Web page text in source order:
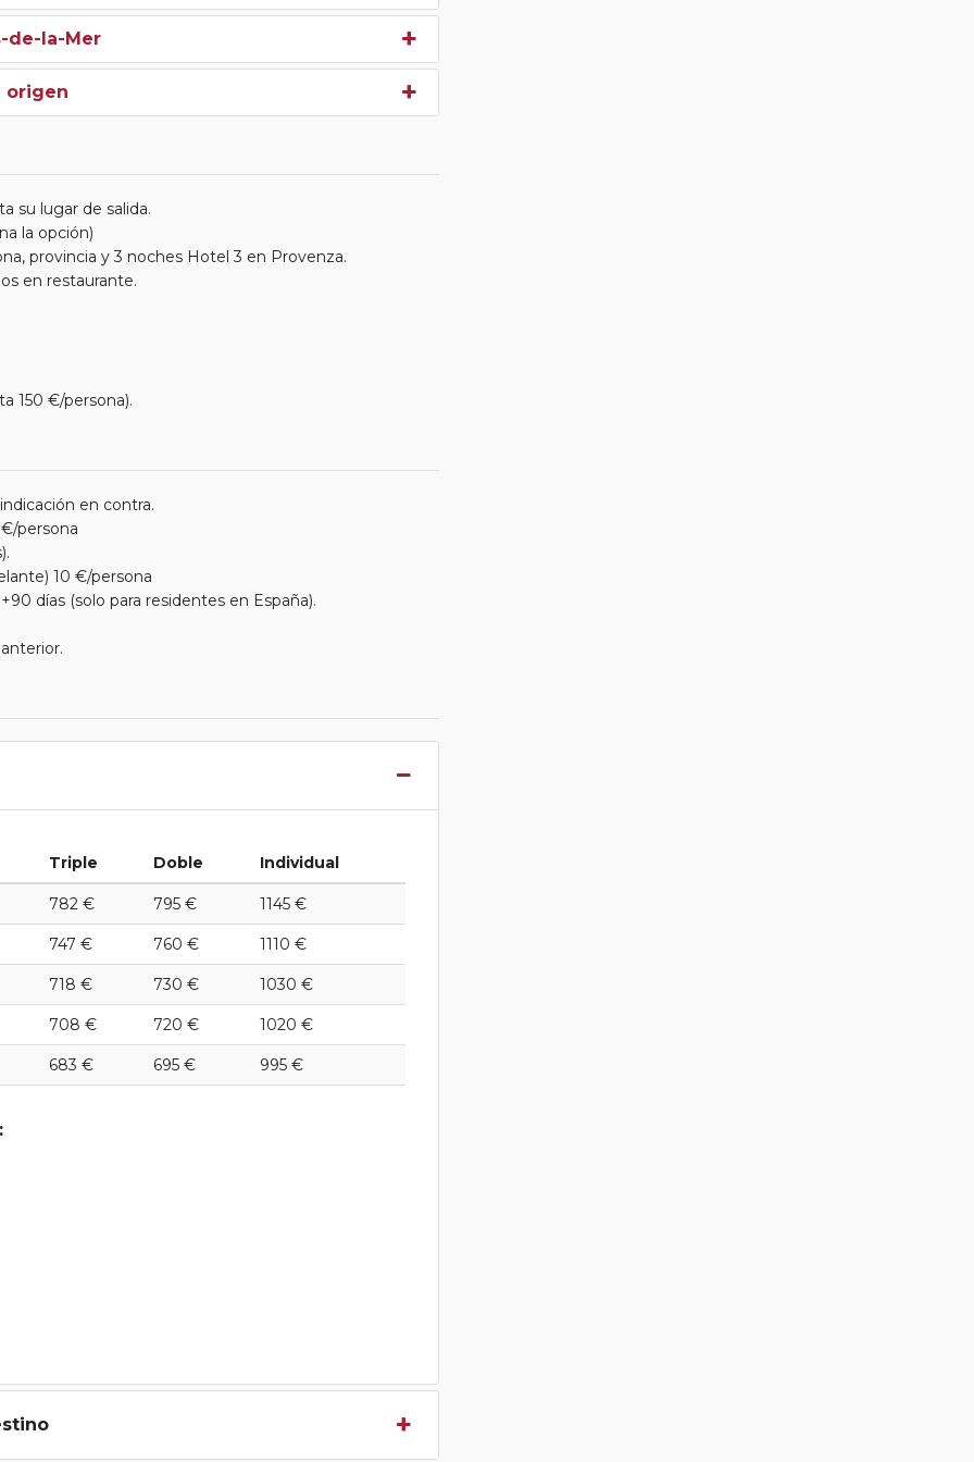
de-la-Mer
origen
su lugar de salida.
la opción)
provincia y 3 noches Hotel 3 en Provenza.
en restaurante.
150 €/persona).
en contra.
persona
10 €/persona
días (solo para residentes en España).
Triple Doble Individual
782 € 795 € 1145 €
747 € 760 € 1110 €
718 € 730 € 1030 €
708 € 720 € 1020 €
683 € 695 € 995 €